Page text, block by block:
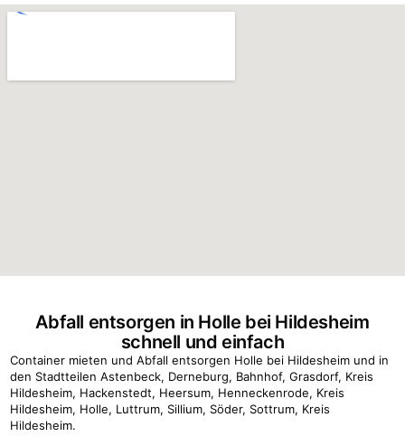
Abfall entsorgen in Holle bei Hildesheim
schnell und einfach
Container mieten und Abfall entsorgen Holle bei Hildesheim und in
den Stadtteilen Astenbeck, Derneburg, Bahnhof, Grasdorf, Kreis
Hildesheim, Hackenstedt, Heersum, Henneckenrode, Kreis
Hildesheim, Holle, Luttrum, Sillium, Söder, Sottrum, Kreis
Hildesheim.